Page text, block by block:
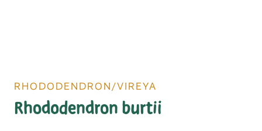
RHODODENDRON/VIREYA
Rhododendron burtii